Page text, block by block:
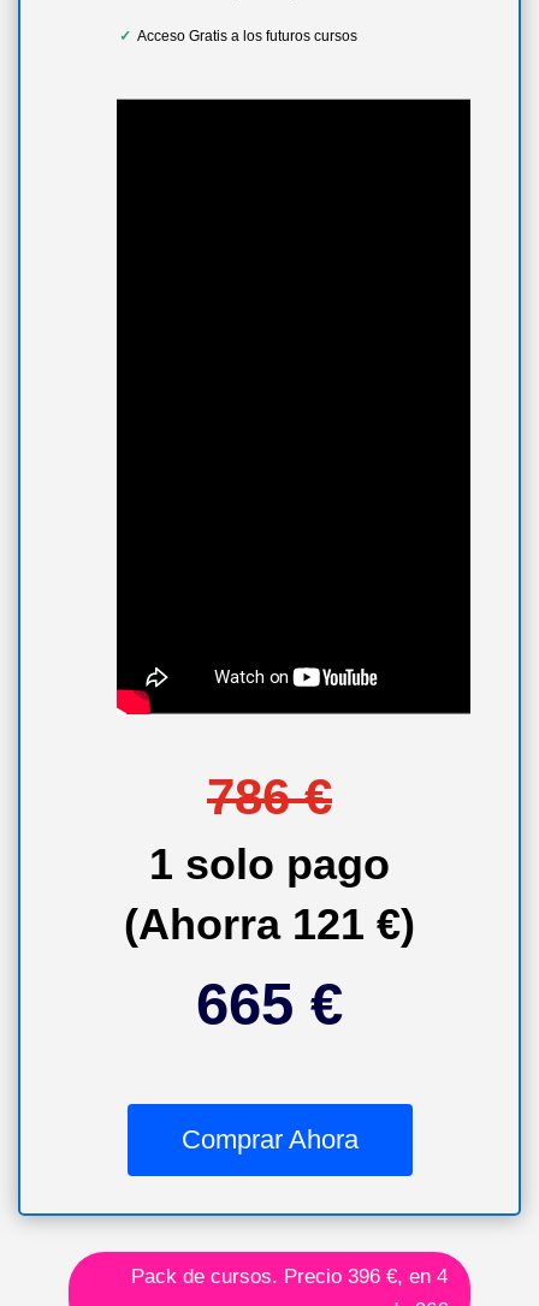
✓ Acceso Gratis a los futuros cursos
786 €
1 solo pago
(Ahorra 121 €)
665 €
Comprar Ahora
Pack de cursos. Precio 396 €, en 4